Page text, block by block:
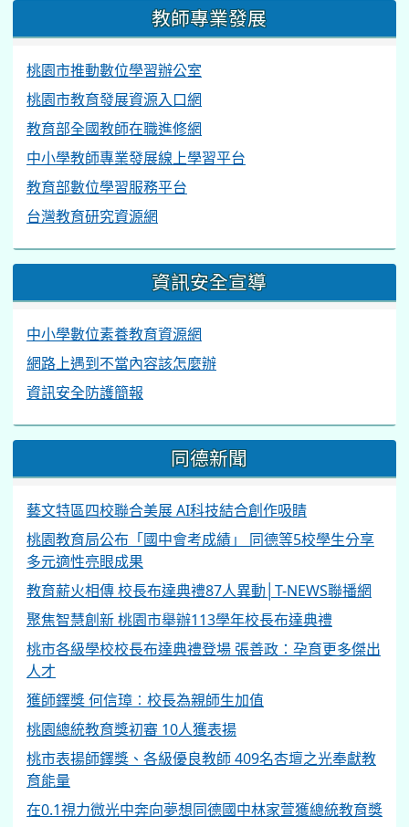
教師專業發展
桃園市推動數位學習辦公室
桃園市教育發展資源入口網
教育部全國教師在職進修網
中小學教師專業發展線上學習平台
教育部數位學習服務平台
台灣教育研究資源網
資訊安全宣導
中小學數位素養教育資源網
網路上遇到不當內容該怎麼辦
資訊安全防護簡報
同德新聞
藝文特區四校聯合美展 AI科技結合創作吸睛
桃園教育局公布「國中會考成績」 同德等5校學生分享
多元適性亮眼成果
教育薪火相傳 校長布達典禮87人異動│T-NEWS聯播網
聚焦智慧創新 桃園市舉辦113學年校長布達典禮
桃市各級學校校長布達典禮登場 張善政：孕育更多傑出
人才
獲師鐸獎 何信璋︰校長為親師生加值
桃園總統教育獎初審 10人獲表揚
桃市表揚師鐸獎、各級優良教師 409名杏壇之光奉獻教
育能量
在0.1視力微光中奔向夢想同德國中林家萱獲總統教育獎